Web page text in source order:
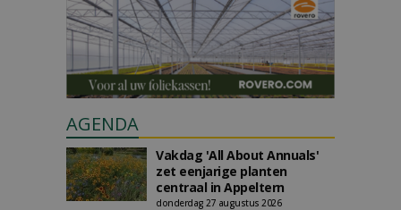
AGENDA
Vakdag 'All About Annuals'
zet eenjarige planten
centraal in Appeltern
donderdag 27 augustus 2026